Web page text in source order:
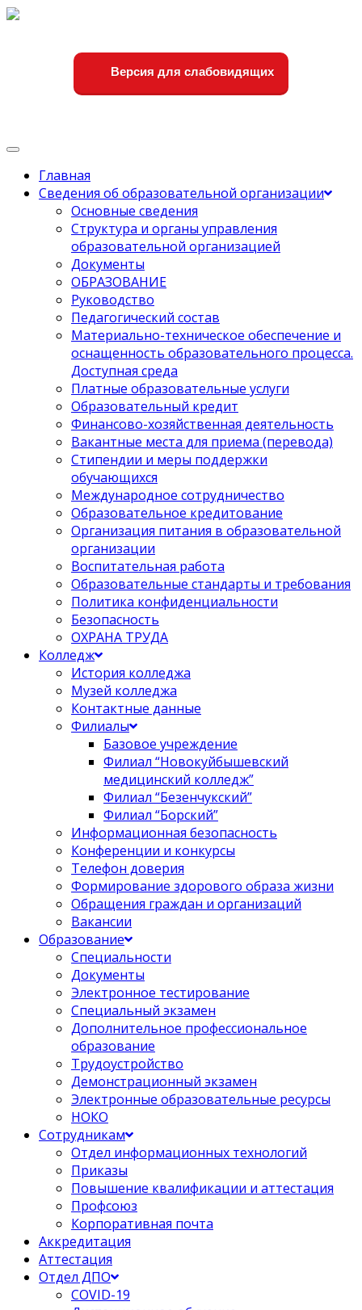
Версия для слабовидящих
Переключить
Главная
Сведения об образовательной организации
Основные сведения
Структура и органы управления
образовательной организацией
Документы
ОБРАЗОВАНИЕ
Руководство
Педагогический состав
Материально-техническое обеспечение и
оснащенность образовательного процесса.
Доступная среда
Платные образовательные услуги
Образовательный кредит
Финансово-хозяйственная деятельность
Вакантные места для приема (перевода)
Стипендии и меры поддержки
обучающихся
Международное сотрудничество
Образовательное кредитование
Организация питания в образовательной
организации
Воспитательная работа
Образовательные стандарты и требования
Политика конфиденциальности
Безопасность
ОХРАНА ТРУДА
Колледж
История колледжа
Музей колледжа
Контактные данные
Филиалы
Базовое учреждение
Филиал “Новокуйбышевский
медицинский колледж”
Филиал “Безенчукский”
Филиал “Борский”
Информационная безопасность
Конференции и конкурсы
Телефон доверия
Формирование здорового образа жизни
Обращения граждан и организаций
Вакансии
Образование
Специальности
Документы
Электронное тестирование
Специальный экзамен
Дополнительное профессиональное
образование
Трудоустройство
Демонстрационный экзамен
Электронные образовательные ресурсы
НОКО
Сотрудникам
Отдел информационных технологий
Приказы
Повышение квалификации и аттестация
Профсоюз
Корпоративная почта
Аккредитация
Аттестация
Отдел ДПО
COVID-19